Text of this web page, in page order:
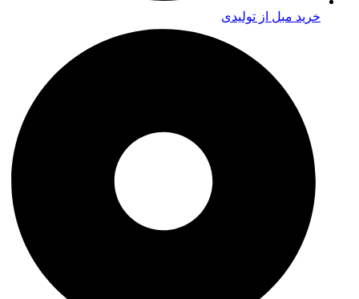
خرید مبل از تولیدی